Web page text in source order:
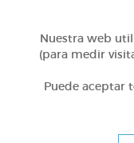
Nuestra web
(para medir
Puede aceptar